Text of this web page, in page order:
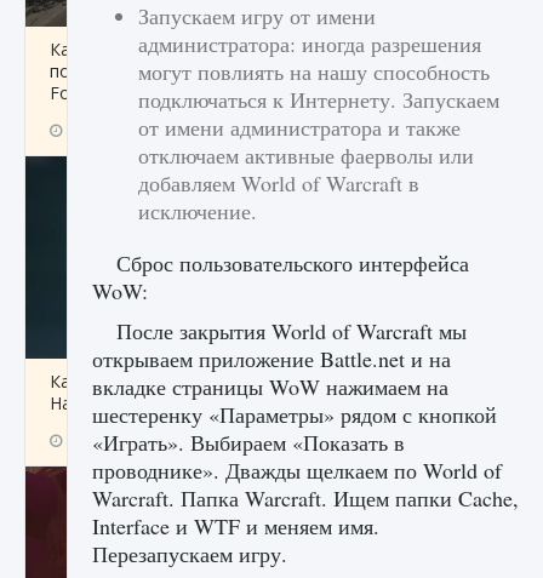
Как исправить текстовую ошибку
пользовательского интерфейса Delta
Force Hawk Ops
9 августа 2024 1 945 0 0
Как проверить статус сервера Delta Force
Hawk Ops
9 августа 2024 1 286 0 0
Запускаем игру от имени
администратора: иногда разрешения
могут повлиять на нашу способность
подключаться к Интернету. Запускаем
от имени администратора и также
отключаем активные фаерволы или
добавляем World of Warcraft в
исключение.
Сброс пользовательского интерфейса
WoW:
После закрытия World of Warcraft мы
открываем приложение Battle.net и на
вкладке страницы WoW нажимаем на
шестеренку «Параметры» рядом с кнопкой
«Играть». Выбираем «Показать в
проводнике». Дважды щелкаем по World of
Warcraft. Папка Warcraft. Ищем папки Cache,
Interface и WTF и меняем имя.
Перезапускаем игру.